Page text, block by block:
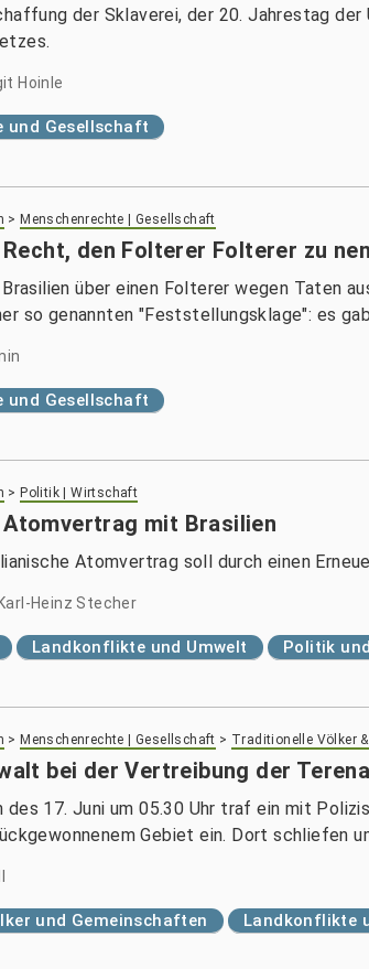
der Sklaverei, der 20. Jahrestag
Hoinle
und Gesellschaft
> Menschenrechte | Gesellschaft
den Folterer Folterer zu
über einen Folterer wegen Taten
so genannten "Feststellungsklage": es
und Gesellschaft
> Politik | Wirtschaft
Atomvertrag mit Brasilien
Atomvertrag soll durch einen
Heinz Stecher
Landkonflikte und Umwelt Politik
> Menschenrechte | Gesellschaft > Traditionelle Völker
bei der Vertreibung der
des 17. Juni um 05.30 Uhr traf ein mit
Gebiet ein. Dort schliefen
und Gemeinschaften Landkonflikte